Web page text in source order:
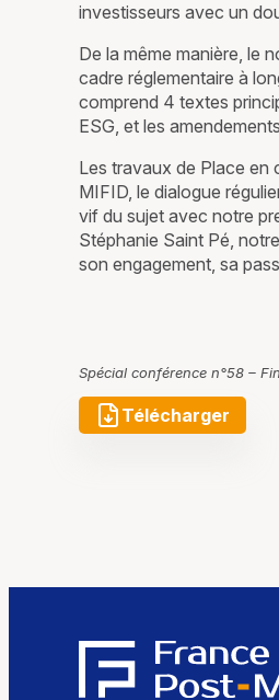
investisseurs avec un
De la même manière, le
cadre réglementaire à
comprend 4 textes
ESG, et les
Les travaux de Place en
MIFID, le dialogue
vif du sujet avec notre
Stéphanie Saint Pé,
son engagement, sa
Spécial conférence n°58 –
Télécharger